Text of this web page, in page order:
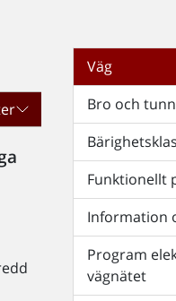
Väg
Bro och
Funktionellt
Information
Program
vägnätet